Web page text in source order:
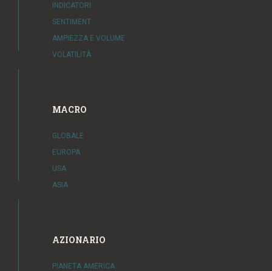
INDICATORI
SENTIMENT
AMPIEZZA E VOLUME
VOLATILITÀ
MACRO
GLOBALE
EUROPA
USA
ASIA
AZIONARIO
PIANETA AMERICA